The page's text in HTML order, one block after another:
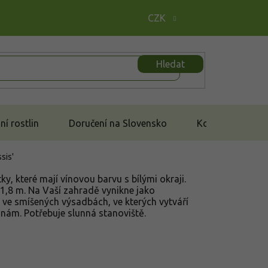
CZK
Hledat
rostlin Doručení na Slovensko Kontakt
které mají vínovou barvu s bílými okraji.
m. Na Vaší zahradě vynikne jako
smíšených výsadbách, ve kterých vytváří
Potřebuje slunná stanoviště.